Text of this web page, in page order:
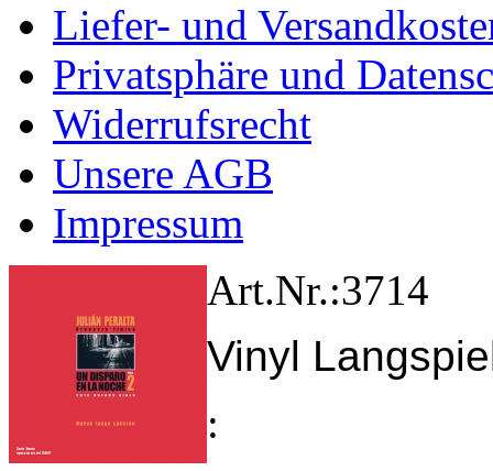
Liefer- und
Privatsphäre und
Widerrufsrecht
Unsere AGB
Impressum
Art.Nr.:3714
Vinyl
: